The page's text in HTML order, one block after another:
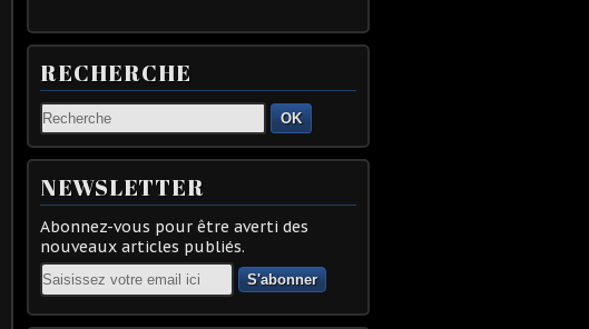
RECHERCHE
OK
NEWSLETTER
Abonnez-vous pour être averti des
nouveaux articles publiés.
Email